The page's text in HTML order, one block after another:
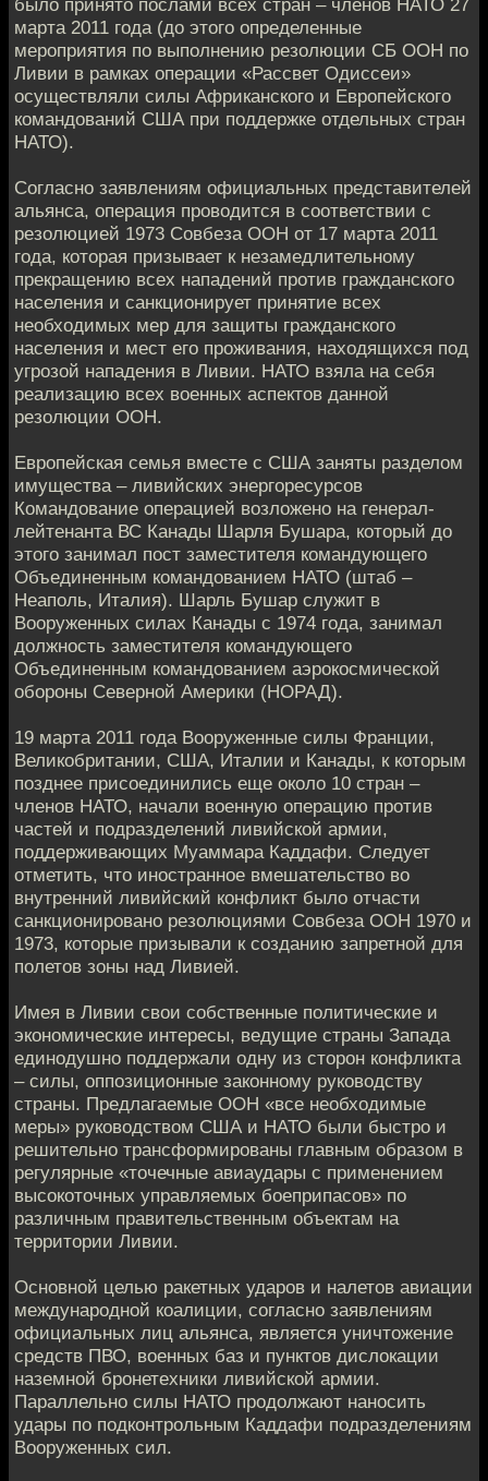
было принято послами всех стран – членов НАТО 27
марта 2011 года (до этого определенные
мероприятия по выполнению резолюции СБ ООН по
Ливии в рамках операции «Рассвет Одиссеи»
осуществляли силы Африканского и Европейского
командований США при поддержке отдельных стран
НАТО).
Согласно заявлениям официальных представителей
альянса, операция проводится в соответствии с
резолюцией 1973 Совбеза ООН от 17 марта 2011
года, которая призывает к незамедлительному
прекращению всех нападений против гражданского
населения и санкционирует принятие всех
необходимых мер для защиты гражданского
населения и мест его проживания, находящихся под
угрозой нападения в Ливии. НАТО взяла на себя
реализацию всех военных аспектов данной
резолюции ООН.
Европейская семья вместе с США заняты разделом
имущества – ливийских энергоресурсов
Командование операцией возложено на генерал-
лейтенанта ВС Канады Шарля Бушара, который до
этого занимал пост заместителя командующего
Объединенным командованием НАТО (штаб –
Неаполь, Италия). Шарль Бушар служит в
Вооруженных силах Канады с 1974 года, занимал
должность заместителя командующего
Объединенным командованием аэрокосмической
обороны Северной Америки (НОРАД).
19 марта 2011 года Вооруженные силы Франции,
Великобритании, США, Италии и Канады, к которым
позднее присоединились еще около 10 стран –
членов НАТО, начали военную операцию против
частей и подразделений ливийской армии,
поддерживающих Муаммара Каддафи. Следует
отметить, что иностранное вмешательство во
внутренний ливийский конфликт было отчасти
санкционировано резолюциями Совбеза ООН 1970 и
1973, которые призывали к созданию запретной для
полетов зоны над Ливией.
Имея в Ливии свои собственные политические и
экономические интересы, ведущие страны Запада
единодушно поддержали одну из сторон конфликта
– силы, оппозиционные законному руководству
страны. Предлагаемые ООН «все необходимые
меры» руководством США и НАТО были быстро и
решительно трансформированы главным образом в
регулярные «точечные авиаудары с применением
высокоточных управляемых боеприпасов» по
различным правительственным объектам на
территории Ливии.
Основной целью ракетных ударов и налетов авиации
международной коалиции, согласно заявлениям
официальных лиц альянса, является уничтожение
средств ПВО, военных баз и пунктов дислокации
наземной бронетехники ливийской армии.
Параллельно силы НАТО продолжают наносить
удары по подконтрольным Каддафи подразделениям
Вооруженных сил.